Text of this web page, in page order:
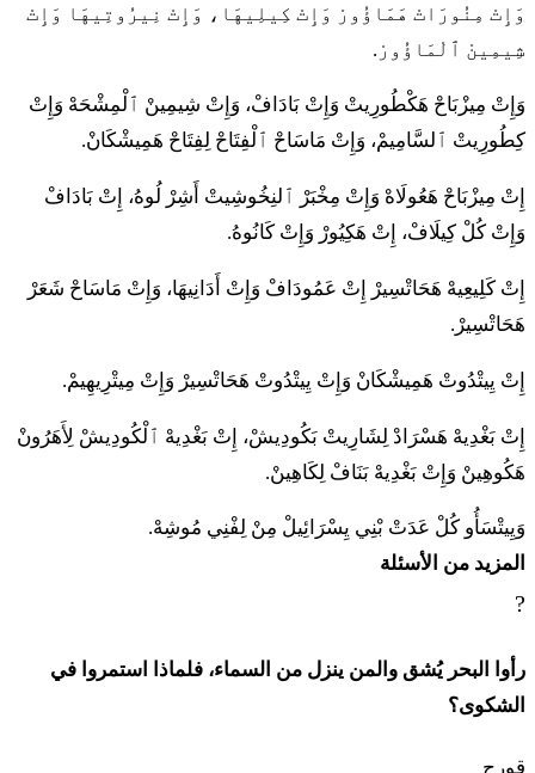
وَإِتْ مِنُورَاتْ هَمَاؤُورْ وَإِتْ كِيلِيهَا، وَإِتْ نِيرُوتِيهَا وَإِتْ
شِيمِينْ ٱلْمَاؤُورْ.
وَإِتْ مِيزْبَاحْ هَكْطُورِيتْ وَإِتْ بَادَافْ، وَإِتْ شِيمِينْ ٱلْمِشْحَهْ وَإِتْ
كِطُورِيتْ ٱلسَّامِيمْ، وَإِتْ مَاسَاحْ ٱلْفِتَاحْ لِفِتَاحْ هَمِيشْكَانْ.
إِتْ مِيزْبَاحْ هَعُولَاهْ وَإِتْ مِخْبَرْ ٱلنِخُوشِيتْ أَشِرْ لُوهُ، إِتْ بَادَافْ
وَإِتْ كُلْ كِيلَافْ، إِتْ هَكِيُورْ وَإِتْ كَانُوهُ.
إِتْ كَلِيعِيهْ هَحَاتْسِيرْ إِتْ عَمُودَافْ وَإِتْ أَدَانِيهَا، وَإِتْ مَاسَاحْ شَعَرْ
هَحَاتْسِيرْ.
إِتْ يِيتْدُوتْ هَمِيشْكَانْ وَإِتْ يِيتْدُوتْ هَحَاتْسِيرْ وَإِتْ مِيتْرِيهِيمْ.
إِتْ بَغْدِيهْ هَسْرَادْ لِشَارِيتْ بَكُودِيشْ، إِتْ بَغْدِيهْ ٱلْكُودِيشْ لِأَهَرُونْ
هَكُوهِينْ وَإِتْ بَغْدِيهْ بَنَافْ لِكَاهِينْ.
وَيِيتْسَأُو كُلْ عَدَتْ بْنِي يِسْرَائِيلْ مِنْ لِفْنِي مُوشِهْ.
المزيد من الأسئلة
?
رأوا البحر يُشق والمن ينزل من السماء، فلماذا استمروا في
الشكوى؟
قورح